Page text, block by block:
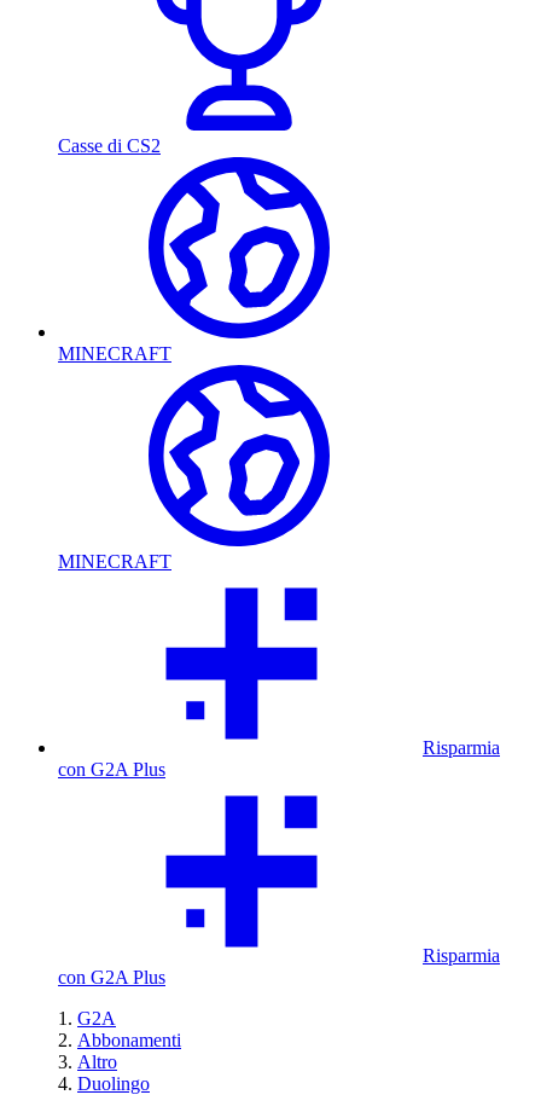
Casse di CS2
MINECRAFT
MINECRAFT
Risparmia
con G2A Plus
Risparmia
con G2A Plus
G2A
Abbonamenti
Altro
Duolingo